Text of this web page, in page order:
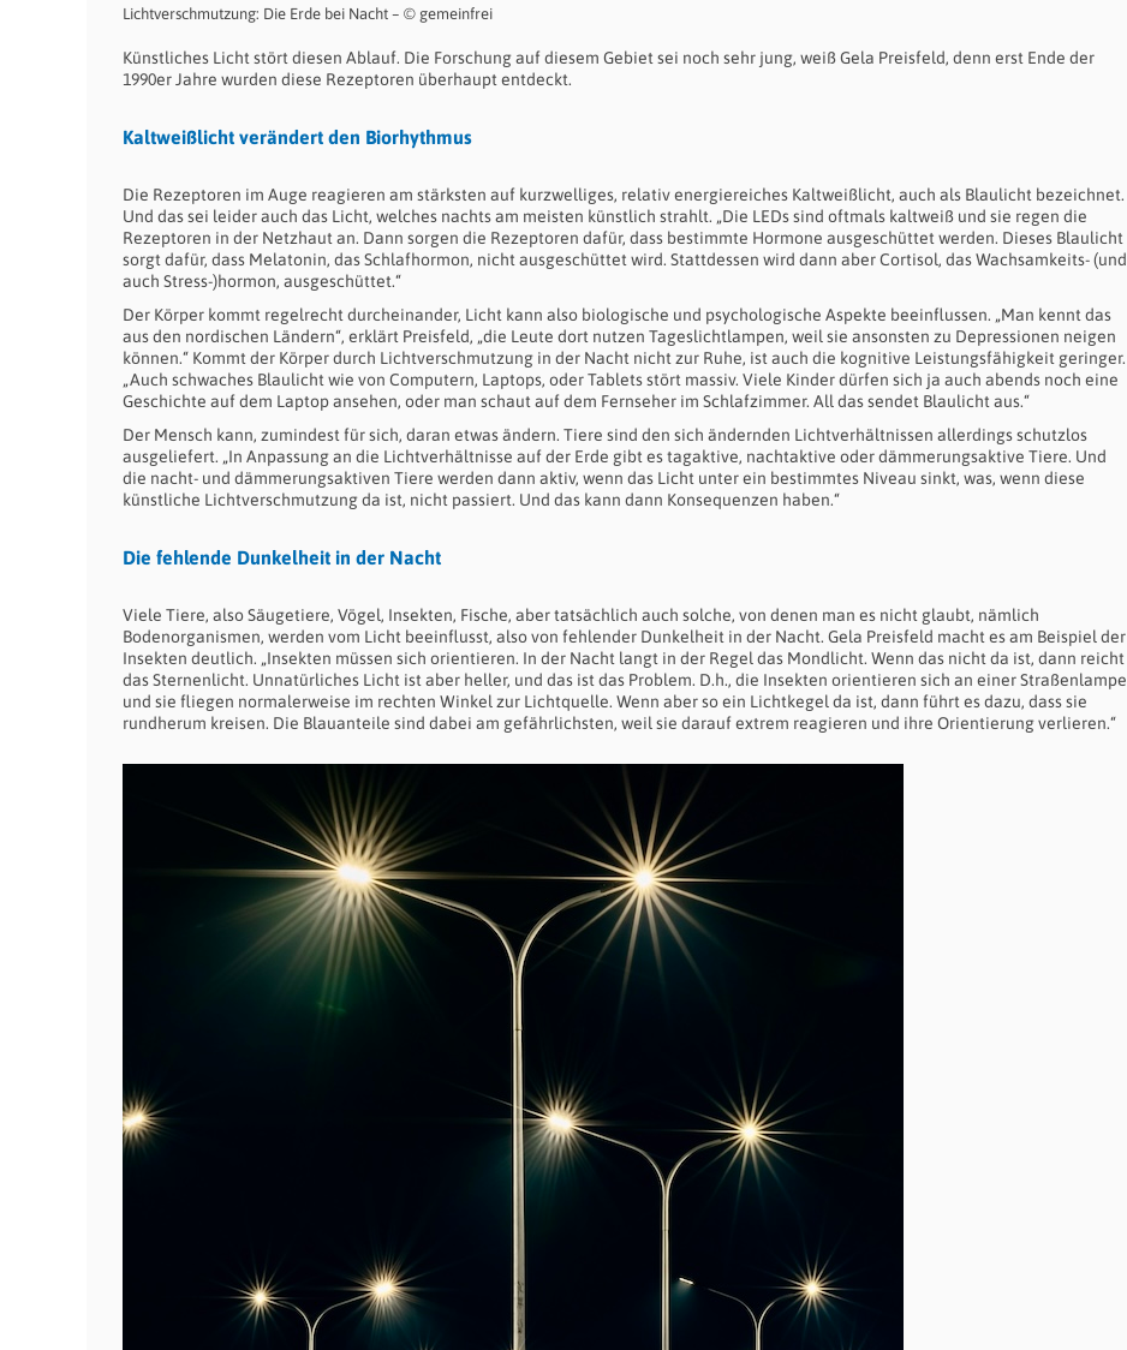
Lichtverschmutzung: Die Erde bei Nacht – © gemeinfrei
Künstliches Licht stört diesen Ablauf. Die Forschung auf diesem Gebiet sei noch sehr jung, weiß Gela Preisfeld, denn erst Ende der
1990er Jahre wurden diese Rezeptoren überhaupt entdeckt.
Kaltweißlicht verändert den Biorhythmus
Die Rezeptoren im Auge reagieren am stärksten auf kurzwelliges, relativ energiereiches Kaltweißlicht, auch als Blaulicht bezeichnet.
Und das sei leider auch das Licht, welches nachts am meisten künstlich strahlt. „Die LEDs sind oftmals kaltweiß und sie regen die
Rezeptoren in der Netzhaut an. Dann sorgen die Rezeptoren dafür, dass bestimmte Hormone ausgeschüttet werden. Dieses Blaulicht
sorgt dafür, dass Melatonin, das Schlafhormon, nicht ausgeschüttet wird. Stattdessen wird dann aber Cortisol, das Wachsamkeits- (und
auch Stress-)hormon, ausgeschüttet.“
Der Körper kommt regelrecht durcheinander, Licht kann also biologische und psychologische Aspekte beeinflussen. „Man kennt das
aus den nordischen Ländern“, erklärt Preisfeld, „die Leute dort nutzen Tageslichtlampen, weil sie ansonsten zu Depressionen neigen
können.“ Kommt der Körper durch Lichtverschmutzung in der Nacht nicht zur Ruhe, ist auch die kognitive Leistungsfähigkeit geringer.
„Auch schwaches Blaulicht wie von Computern, Laptops, oder Tablets stört massiv. Viele Kinder dürfen sich ja auch abends noch eine
Geschichte auf dem Laptop ansehen, oder man schaut auf dem Fernseher im Schlafzimmer. All das sendet Blaulicht aus.“
Der Mensch kann, zumindest für sich, daran etwas ändern. Tiere sind den sich ändernden Lichtverhältnissen allerdings schutzlos
ausgeliefert. „In Anpassung an die Lichtverhältnisse auf der Erde gibt es tagaktive, nachtaktive oder dämmerungsaktive Tiere. Und
die nacht- und dämmerungsaktiven Tiere werden dann aktiv, wenn das Licht unter ein bestimmtes Niveau sinkt, was, wenn diese
künstliche Lichtverschmutzung da ist, nicht passiert. Und das kann dann Konsequenzen haben.“
Die fehlende Dunkelheit in der Nacht
Viele Tiere, also Säugetiere, Vögel, Insekten, Fische, aber tatsächlich auch solche, von denen man es nicht glaubt, nämlich
Bodenorganismen, werden vom Licht beeinflusst, also von fehlender Dunkelheit in der Nacht. Gela Preisfeld macht es am Beispiel der
Insekten deutlich. „Insekten müssen sich orientieren. In der Nacht langt in der Regel das Mondlicht. Wenn das nicht da ist, dann reicht
das Sternenlicht. Unnatürliches Licht ist aber heller, und das ist das Problem. D.h., die Insekten orientieren sich an einer Straßenlampe
und sie fliegen normalerweise im rechten Winkel zur Lichtquelle. Wenn aber so ein Lichtkegel da ist, dann führt es dazu, dass sie
rundherum kreisen. Die Blauanteile sind dabei am gefährlichsten, weil sie darauf extrem reagieren und ihre Orientierung verlieren.“